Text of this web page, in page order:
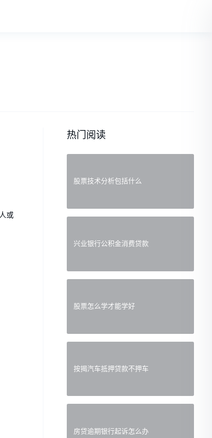
或
热门阅读
股票技术分析包括什么
兴业银行公积金消费贷款
股票怎么学才能学好
按揭汽车抵押贷款不押车
房贷逾期银行起诉怎么办